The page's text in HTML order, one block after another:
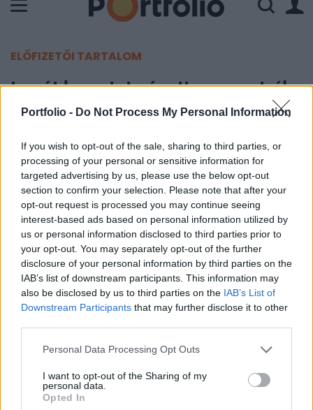
Portfolio - Do Not Process My Personal Information
If you wish to opt-out of the sale, sharing to third parties, or
processing of your personal or sensitive information for
targeted advertising by us, please use the below opt-out
section to confirm your selection. Please note that after your
opt-out request is processed you may continue seeing
interest-based ads based on personal information utilized by
us or personal information disclosed to third parties prior to
your opt-out. You may separately opt-out of the further
disclosure of your personal information by third parties on the
IAB’s list of downstream participants. This information may
also be disclosed by us to third parties on the IAB’s List of
Downstream Participants that may further disclose it to other
Personal Data Processing Opt Outs
I want to opt-out of the Sharing of my
personal data.
Opted In
ELŐFIZETŐI TARTALOM
Ismét kamatot vágott az ausztrál
jegybank
Portfolio
2012. június 05. 09:00
A kedvezőtlen gazdasági kilátásokra való
tekintettel 25 bázisponttal 3,5 százalékra
mérsékelte irányadó rátáját az ausztrál jegybank.
Elemzők szerint a kamatcsökkentési ciklus még
nem ért véget.
Két hónapon belül másodjára csökkentette irányadó rátáját
hogy a mérsékelt belső növekedés, a gyenge és egyre
miatt indokolt a monetáris kondíciók lazítása" - olvasható
Glenn Stevens, jegybankelnök...